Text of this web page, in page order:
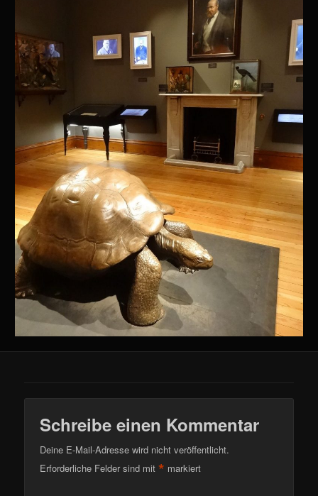
Schreibe einen Kommentar
Deine E-Mail-Adresse wird nicht veröffentlicht.
Erforderliche Felder sind mit* markiert